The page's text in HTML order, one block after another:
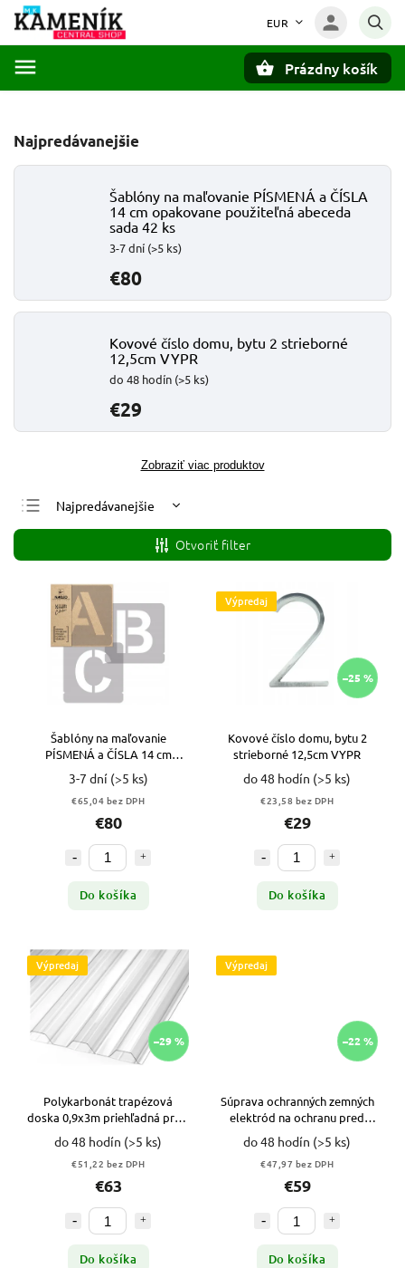
EUR
Prázdny košík
Najpredávanejšie
Šablóny na maľovanie PÍSMENÁ a ČÍSLA
14 cm opakovane použiteľná abeceda
sada 42 ks
3-7 dní (>5 ks)
€80
Kovové číslo domu, bytu 2 strieborné
12,5cm VYPR
do 48 hodín (>5 ks)
€29
Zobraziť viac produktov
Najpredávanejšie
Najlacnejšie
Najdrahšie
Abecedne
Otvoriť filter
Šablóny na maľovanie
PÍSMENÁ a ČÍSLA 14 cm
opakovane použiteľná
abeceda sada 42 ks
3-7 dní (>5 ks)
€65,04 bez DPH
€80
Do košíka
Výpredaj
–25 %
Kovové číslo domu, bytu 2
strieborné 12,5cm VYPR
do 48 hodín (>5 ks)
€23,58 bez DPH
€29
Do košíka
Výpredaj
–29 %
Polykarbonát trapézová
doska 0,9x3m priehľadná proti
krupobitiu VYPR
do 48 hodín (>5 ks)
€51,22 bez DPH
€63
Do košíka
Výpredaj
–22 %
Súprava ochranných zemných
elektród na ochranu pred
bleskom VYPR
do 48 hodín (>5 ks)
€47,97 bez DPH
€59
Do košíka